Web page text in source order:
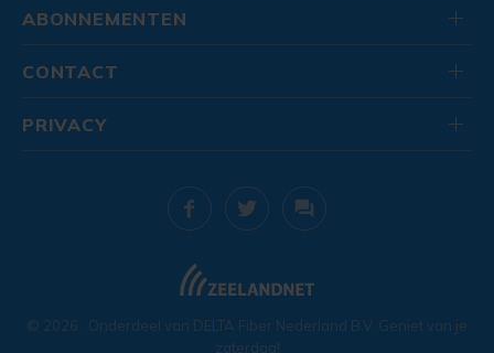
ABONNEMENTEN
CONTACT
© 2026 . Onderdeel van DELTA Fiber Nederland B.V. Geniet van je
zaterdag!
PRIVACY